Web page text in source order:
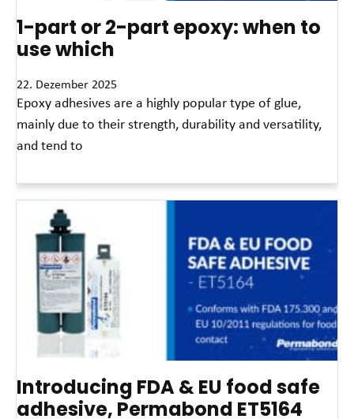
1-part or 2-part epoxy: when to
use which
22. Dezember 2025
Epoxy adhesives are a highly popular type of glue,
mainly due to their strength, durability and versatility,
and tend to
Introducing FDA & EU food safe
adhesive, Permabond ET5164